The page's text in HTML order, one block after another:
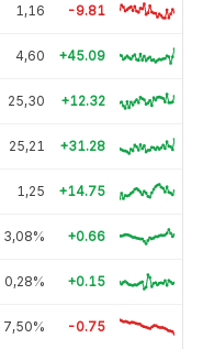
1,16 -9.81
4,60 +45.09
25,30 +12.32
25,21 +31.28
1,25 +14.75
3,08% +0.66
0,28% +0.15
7,50% -0.75